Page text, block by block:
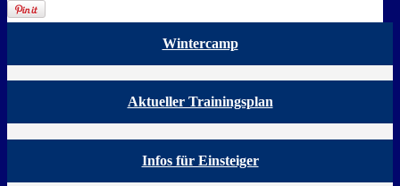
Wintercamp
Aktueller Trainingsplan
Infos für Einsteiger